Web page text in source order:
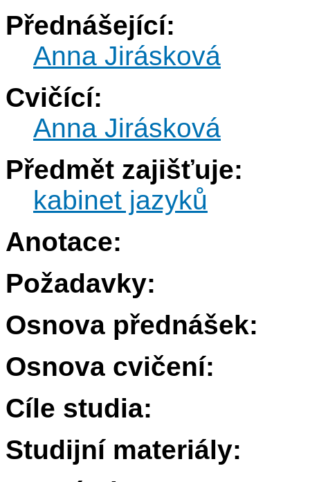
Přednášející:
Anna Jirásková
Cvičící:
Anna Jirásková
Předmět zajišťuje:
kabinet jazyků
Anotace:
Požadavky:
Osnova přednášek:
Osnova cvičení:
Cíle studia:
Studijní materiály: